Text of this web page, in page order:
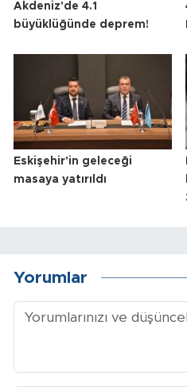
Akdeniz'de 4.1
büyüklüğünde deprem!
Eskişehir'in geleceği
masaya yatırıldı
Yorumlar